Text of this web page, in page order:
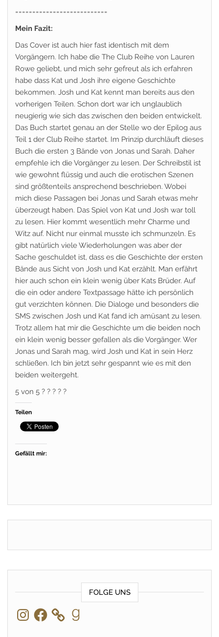
===========================
Mein Fazit:
Das Cover ist auch hier fast identisch mit dem
Vorgängern. Ich habe die The Club Reihe von Lauren
Rowe geliebt, und mich sehr gefreut als ich erfahren
habe dass Kat und Josh ihre eigene Geschichte
bekommen. Josh und Kat kennt man bereits aus den
vorherigen Teilen. Schon dort war ich unglaublich
neugierig wie sich das zwischen den beiden entwickelt.
Das Buch startet genau an der Stelle wo der Epilog aus
Teil 1 der Club Reihe startet. Im Prinzip durchläuft dieses
Buch die ersten 3 Bände von Jonas und Sarah. Daher
empfehle ich die Vorgänger zu lesen. Der Schreibstil ist
wie gewohnt flüssig und auch die erotischen Szenen
sind größtenteils ansprechend beschrieben. Wobei
mich diese Passagen bei Jonas und Sarah etwas mehr
überzeugt haben. Das Spiel von Kat und Josh war toll
zu lesen. Hier kommt wesentlich mehr Charme und
Witz auf. Nicht nur einmal musste ich schmunzeln. Es
gibt natürlich viele Wiederholungen was aber der
Sache geschuldet ist, dass es die Geschichte der ersten
Bände aus Sicht von Josh und Kat erzählt. Man erfährt
hier auch schon ein klein wenig über Kats Brüder. Auf
die ein oder andere Textpassage hätte ich persönlich
gut verzichten können. Die Dialoge und besonders die
SMS zwischen Josh und Kat fand ich amüsant zu lesen.
Trotz allem hat mir die Geschichte um die beiden noch
ein klein wenig besser gefallen als die Vorgänger. Wer
Jonas und Sarah mag, wird Josh und Kat in sein Herz
schließen. Ich bin jetzt sehr gespannt wie es mit den
beiden weitergeht.
5 von 5 ? ? ? ? ?
Teilen
Gefällt mir:
FOLGE UNS
InstagramFacebook Goodreads